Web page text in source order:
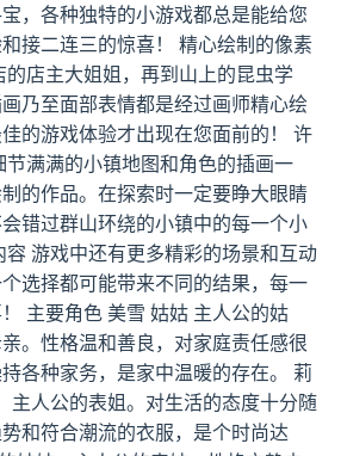
，各种独特的小游戏都总是能给您
接二连三的惊喜！ 精心绘制的像素
店主大姐姐，再到山上的昆虫学
乃至面部表情都是经过画师精心绘
的游戏体验才出现在您面前的！ 许
满满的小镇地图和角色的插画一
的作品。在探索时一定要睁大眼睛
错过群山环绕的小镇中的每一个小
游戏中还有更多精彩的场景和互动
选择都可能带来不同的结果，每一
主要角色 美雪 姑姑 主人公的姑
。性格温和善良，对家庭责任感很
各种家务，是家中温暖的存在。 莉
主人公的表姐。对生活的态度十分随
和符合潮流的衣服，是个时尚达